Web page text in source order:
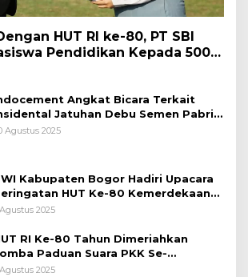
HUT RI ke-80, PT SBI
Pendidikan Kepada 500
Angkat Bicara Terkait
Jatuhan Debu Semen Pabrik
Agustus 2025
Kabupaten Bogor Hadiri Upacara
HUT Ke-80 Kemerdekaan
di Lapangan Tegar Beriman
2025
RI Ke-80 Tahun Dimeriahkan
Paduan Suara PKK Se-
Bogor
2025